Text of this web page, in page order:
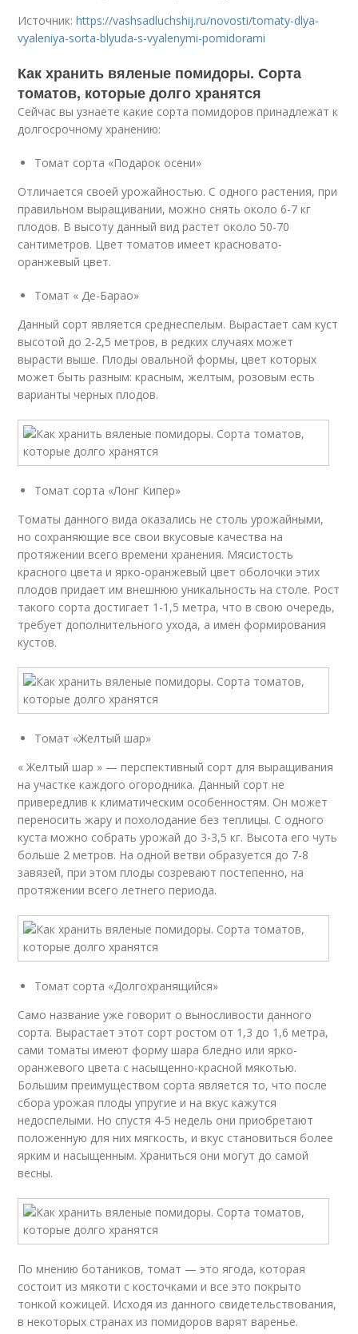
Источник:https://vashsadluchshij.ru/novosti/tomaty-dlya-
vyaleniya-sorta-blyuda-s-vyalenymi-pomidorami
Как хранить вяленые помидоры. Сорта
томатов, которые долго хранятся
Сейчас вы узнаете какие сорта помидоров принадлежат к
долгосрочному хранению:
Томат сорта «Подарок осени»
Отличается своей урожайностью. С одного растения, при
правильном выращивании, можно снять около 6-7 кг
плодов. В высоту данный вид растет около 50-70
сантиметров. Цвет томатов имеет красновато-
оранжевый цвет.
Томат « Де-Барао»
Данный сорт является среднеспелым. Вырастает сам куст
высотой до 2-2,5 метров, в редких случаях может
вырасти выше. Плоды овальной формы, цвет которых
может быть разным: красным, желтым, розовым есть
варианты черных плодов.
Томат сорта «Лонг Кипер»
Томаты данного вида оказались не столь урожайными,
но сохраняющие все свои вкусовые качества на
протяжении всего времени хранения. Мясистость
красного цвета и ярко-оранжевый цвет оболочки этих
плодов придает им внешнюю уникальность на столе. Рост
такого сорта достигает 1-1,5 метра, что в свою очередь,
требует дополнительного ухода, а имен формирования
кустов.
Томат «Желтый шар»
« Желтый шар » — перспективный сорт для выращивания
на участке каждого огородника. Данный сорт не
привередлив к климатическим особенностям. Он может
переносить жару и похолодание без теплицы. С одного
куста можно собрать урожай до 3-3,5 кг. Высота его чуть
больше 2 метров. На одной ветви образуется до 7-8
завязей, при этом плоды созревают постепенно, на
протяжении всего летнего периода.
Томат сорта «Долгохранящийся»
Само название уже говорит о выносливости данного
сорта. Вырастает этот сорт ростом от 1,3 до 1,6 метра,
сами томаты имеют форму шара бледно или ярко-
оранжевого цвета с насыщенно-красной мякотью.
Большим преимуществом сорта является то, что после
сбора урожая плоды упругие и на вкус кажутся
недоспелыми. Но спустя 4-5 недель они приобретают
положенную для них мягкость, и вкус становиться более
ярким и насыщенным. Храниться они могут до самой
весны.
По мнению ботаников, томат — это ягода, которая
состоит из мякоти с косточками и все это покрыто
тонкой кожицей. Исходя из данного свидетельствования,
в некоторых странах из помидоров варят варенье.